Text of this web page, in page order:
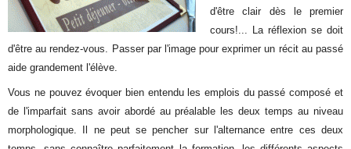
d'être clair dès le premier
cours!... La réflexion se doit
d'être au rendez-vous. Passer par l'image pour exprimer un récit au passé
aide grandement l'élève.
Vous ne pouvez évoquer bien entendu les emplois du passé composé et
de l'imparfait sans avoir abordé au préalable les deux temps au niveau
morphologique. Il ne peut se pencher sur l'alternance entre ces deux